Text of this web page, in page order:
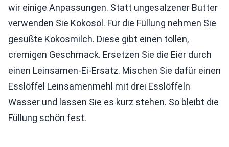
wir einige Anpassungen. Statt ungesalzener Butter
verwenden Sie Kokosöl. Für die Füllung nehmen Sie
gesüßte Kokosmilch. Diese gibt einen tollen,
cremigen Geschmack. Ersetzen Sie die Eier durch
einen Leinsamen-Ei-Ersatz. Mischen Sie dafür einen
Esslöffel Leinsamenmehl mit drei Esslöffeln
Wasser und lassen Sie es kurz stehen. So bleibt die
Füllung schön fest.